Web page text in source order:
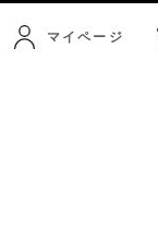
マイページ